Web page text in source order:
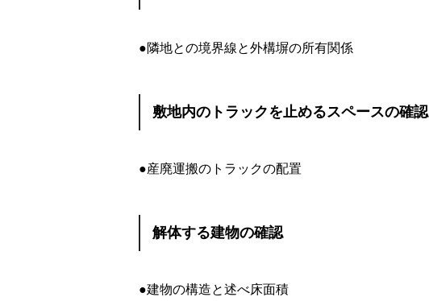
●隣地との境界線と外構塀の所有関係
敷地内のトラックを止めるスペースの確認
●産廃運搬のトラックの配置
解体する建物の確認
●建物の構造と述べ床面積